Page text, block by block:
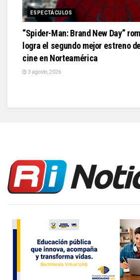
ESPECTÁCULOS
“Spider-Man: Brand New Day”
logra el segundo mejor estreno
cine en Norteamérica
3 agosto, 2026